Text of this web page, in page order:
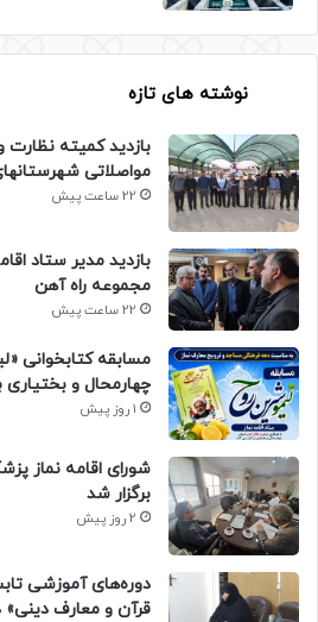
نوشته های تازه
بازدید کمیته نظارت
مواصلاتی
22 ساعت پیش
بازدید مدیر ستاد
مجموعه راه آهن
22 ساعت پیش
مسابقه کتابخوانی
چهارمحال و بختیاری
1 روز پیش
شورای اقامه نماز
برگزار شد
2 روز پیش
دوره‌های آموزشی
قرآن و معارف دینی»